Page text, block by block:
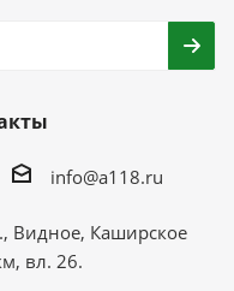
info@a118.ru
Видное, Каширское
вл. 26.